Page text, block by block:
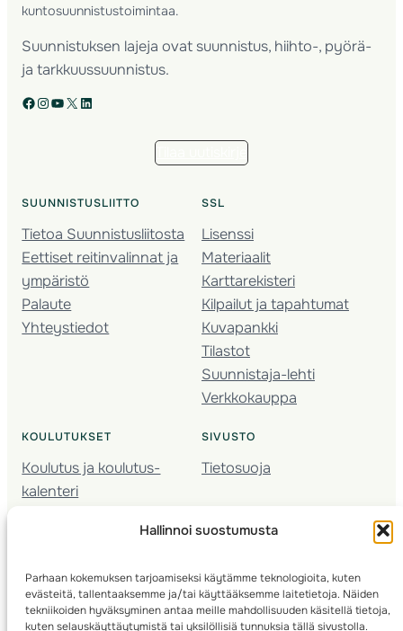
Hallinnoi suostumusta
Parhaan kokemuksen tarjoamiseksi käytämme teknologioita, kuten
evästeitä, tallentaaksemme ja/tai käyttääksemme laitetietoja. Näiden
tekniikoiden hyväksyminen antaa meille mahdollisuuden käsitellä tietoja,
kuten selauskäyttäytymistä tai yksilöllisiä tunnuksia tällä sivustolla.
kuntosuunnistustoimintaa.
Suunnistuksen lajeja ovat suunnistus, hiihto-, pyörä-
ja tarkkuussuunnistus.
Facebook Instagram YouTube X LinkedIn
SUUNNISTUSLIITTO
Tietoa Suunnistusliitosta
Eettiset reitinvalinnat ja
ympäristö
Palaute
Yhteystiedot
SSL
Lisenssi
Materiaalit
Karttarekisteri
Kilpailut ja tapahtumat
Kuvapankki
Tilastot
Suunnistaja-lehti
Verkkokauppa
KOULUTUKSET
Koulutus ja koulutus­
kalenteri
Seura­kehittäminen
Kartoitus
Ratamestari
SIVUSTO
Tietosuoja